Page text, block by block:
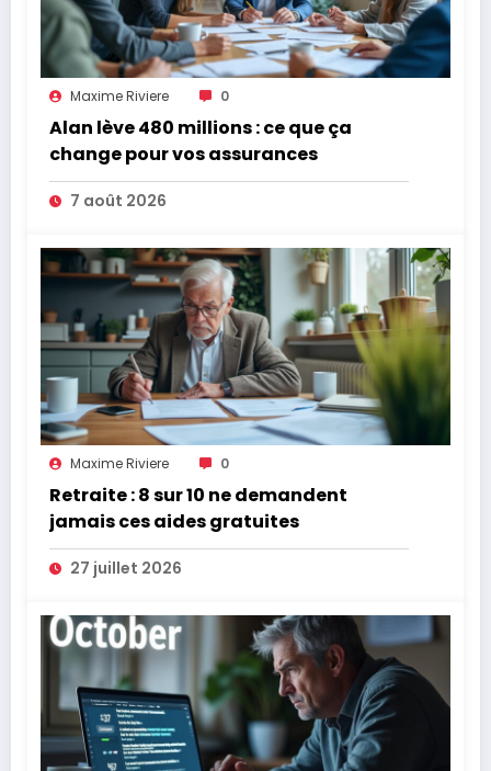
Maxime Riviere 0
Alan lève 480 millions : ce que ça
change pour vos assurances
7 août 2026
Maxime Riviere 0
Retraite : 8 sur 10 ne demandent
jamais ces aides gratuites
27 juillet 2026